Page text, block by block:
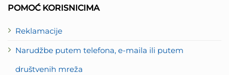
POMOĆ KORISNICIMA
Reklamacije
Narudžbe putem telefona, e-maila ili putem
društvenih mreža